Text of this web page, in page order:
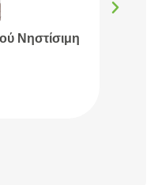
Νηστίσιμη